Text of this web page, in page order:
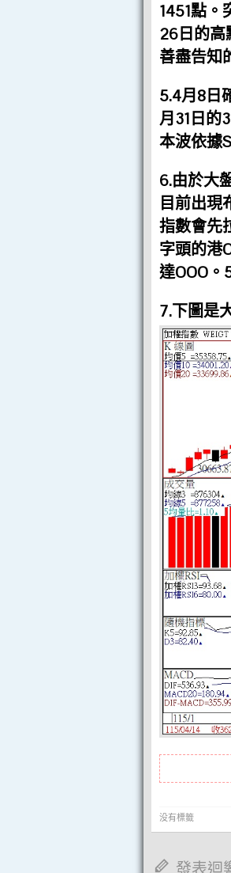
1451點
26日的高
善盡告知
5.4月8日
月31日的
本波依據
6.由於大
目前出現
指數會先
字頭的港
達OOO
7.下圖是
没有標籤